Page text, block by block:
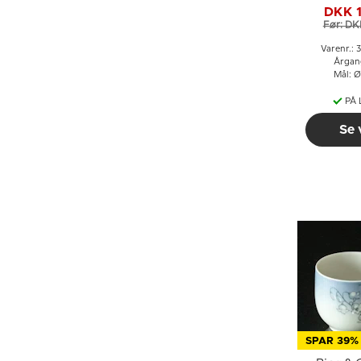
DKK
Før:
Varenr.:
Mål:
PÅ
Se
SPAR 39%